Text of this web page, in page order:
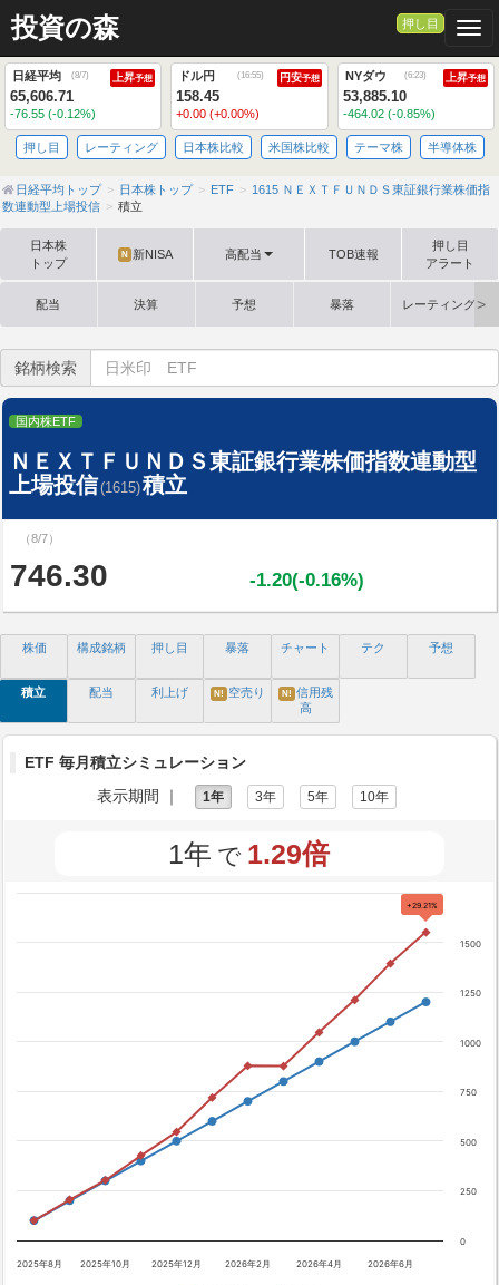
投資の森 押し目
日経平均 (8/7) 上昇予想
65,606.71
-76.55 (-0.12%)
ドル円 (16:55) 円安予想
158.45
+0.00 (+0.00%)
NYダウ (6:23) 上昇予想
53,885.10
-464.02 (-0.85%)
押し目 レーティング 日本株比較 米国株比較 テーマ株 半導体株
日経平均トップ 日本株トップ ETF
1615 ＮＥＸＴＦＵＮＤＳ東証銀行業株価指
数連動型上場投信
積立
日本株
トップ
N 新NISA 高配当 TOB速報
押し目
アラート
配当 決算 予想 暴落 レーティング格
銘柄検索
国内株ETF
ＮＥＸＴＦＵＮＤＳ東証銀行業株価指数連動型
上場投信(1615)積立
（8/7）
746.30 -1.20(-0.16%)
株価 構成銘柄 押し目 暴落 チャート テク 予想
積立 配当 利上げ N! 空売り N! 信用残
高
ETF 毎月積立シミュレーション
表示期間 ｜
1年 3年 5年 10年
1年 で 1.29倍
+29.21%
2025年8月 2025年10月 2025年12月 2026年2月 2026年4月 2026年6月
0
250
500
750
1000
1250
1500